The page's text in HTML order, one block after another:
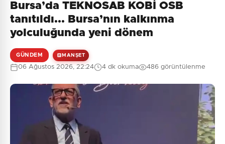
Bursa’da TEKNOSAB KOBİ OSB
tanıtıldı... Bursa’nın kalkınma
yolculuğunda yeni dönem
GÜNDEM MANŞET
06 Ağustos 2026, 22:24 4 dk okuma 486 görüntülenme